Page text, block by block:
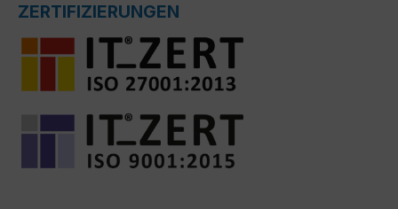
ZERTIFIZIERUNGEN